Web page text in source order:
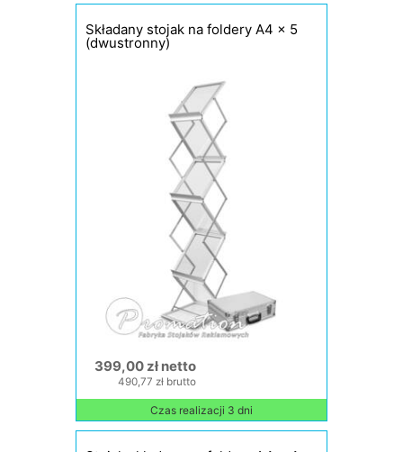
Składany stojak na foldery A4 x 5
(dwustronny)
399,00 zł netto
490,77 zł brutto
Czas realizacji 3 dni